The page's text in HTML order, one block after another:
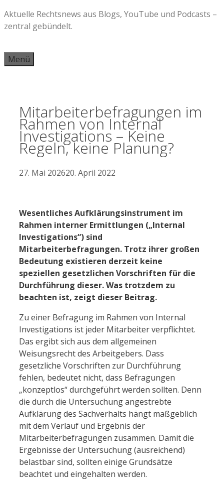
Zum
Inhalt
Aktuelle Rechtsnews aus Blogs, YouTube und Podcasts –
zentral gebündelt.
Menü
Mitarbeiterbefragungen im
Rahmen von Internal
Investigations – Keine
Regeln, keine Planung?
27. Mai 202620. April 2022
Wesentliches Aufklärungsinstrument im
Rahmen interner Ermittlungen („Internal
Investigations“) sind
Mitarbeiterbefragungen. Trotz ihrer großen
Bedeutung existieren derzeit keine
speziellen gesetzlichen Vorschriften für die
Durchführung dieser. Was trotzdem zu
beachten ist, zeigt dieser Beitrag.
Zu einer Befragung im Rahmen von Internal
Investigations ist jeder Mitarbeiter verpflichtet.
Das ergibt sich aus dem allgemeinen
Weisungsrecht des Arbeitgebers. Dass
gesetzliche Vorschriften zur Durchführung
fehlen, bedeutet nicht, dass Befragungen
„konzeptlos“ durchgeführt werden sollten. Denn
die durch die Untersuchung angestrebte
Aufklärung des Sachverhalts hängt maßgeblich
mit dem Verlauf und Ergebnis der
Mitarbeiterbefragungen zusammen. Damit die
Ergebnisse der Untersuchung (ausreichend)
belastbar sind, sollten einige Grundsätze
beachtet und eingehalten werden.